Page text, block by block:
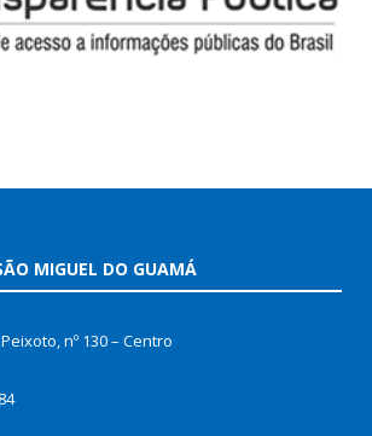
MIGUEL DO GUAMÁ
nº 130 – Centro